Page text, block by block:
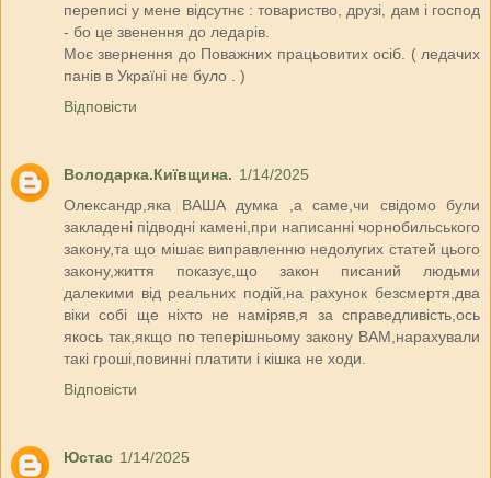
переписі у мене відсутнє : товариство, друзі, дам і господ
- бо це звенення до ледарів.
Моє звернення до Поважних працьовитих осіб. ( ледачих
панів в Україні не було . )
Відповісти
Володарка.Київщина. 1/14/2025
Олександр,яка ВАША думка ,а саме,чи свідомо були
закладені підводні камені,при написанні чорнобильського
закону,та що мішає виправленню недолугих статей цього
закону,життя показує,що закон писаний людьми
далекими від реальних подій,на рахунок безсмертя,два
віки собі ще ніхто не наміряв,я за справедливість,ось
якось так,якщо по теперішньому закону ВАМ,нарахували
такі гроші,повинні платити і кішка не ходи.
Відповісти
Юстас 1/14/2025